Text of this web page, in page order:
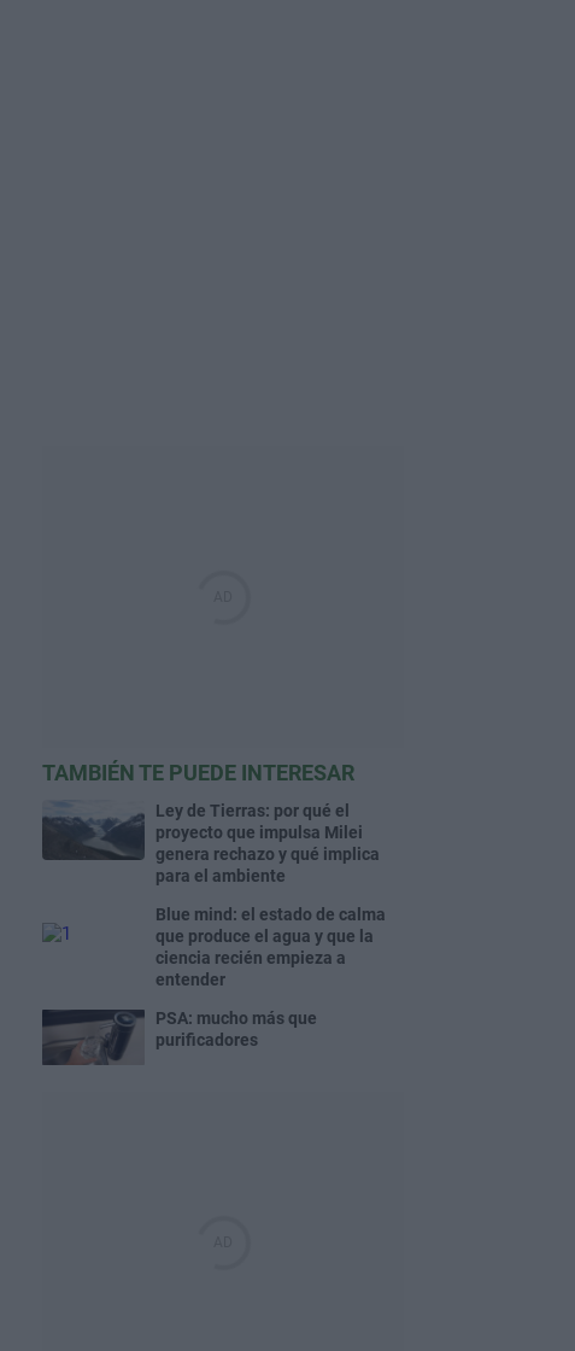
TAMBIÉN TE PUEDE INTERESAR
Ley de Tierras: por qué el
proyecto que impulsa Milei
genera rechazo y qué implica
para el ambiente
Blue mind: el estado de calma
que produce el agua y que la
ciencia recién empieza a
entender
PSA: mucho más que
purificadores